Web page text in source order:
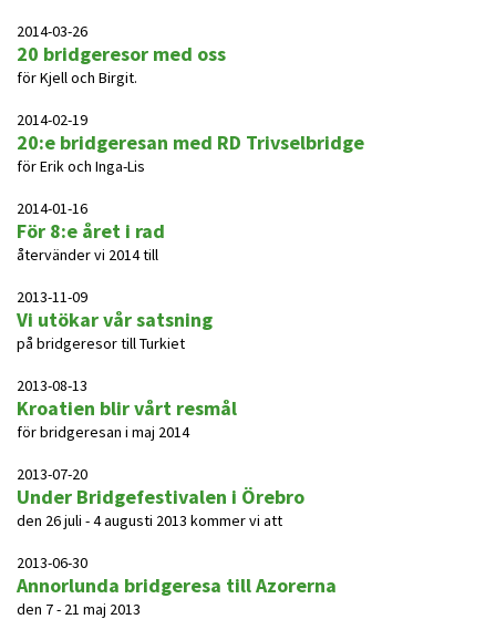
2014-03-26
20 bridgeresor med oss
för Kjell och Birgit.
2014-02-19
20:e bridgeresan med RD Trivselbridge
för Erik och Inga-Lis
2014-01-16
För 8:e året i rad
återvänder vi 2014 till
2013-11-09
Vi utökar vår satsning
på bridgeresor till Turkiet
2013-08-13
Kroatien blir vårt resmål
för bridgeresan i maj 2014
2013-07-20
Under Bridgefestivalen i Örebro
den 26 juli - 4 augusti 2013 kommer vi att
2013-06-30
Annorlunda bridgeresa till Azorerna
den 7 - 21 maj 2013